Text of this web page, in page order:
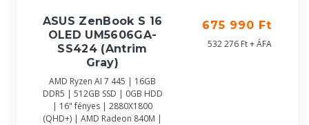
ASUS ZenBook S 16
OLED UM5606GA-
SS424 (Antrim
Gray)
AMD Ryzen AI 7 445 | 16GB
DDR5 | 512GB SSD | 0GB HDD
| 16" fényes | 2880X1800
(QHD+) | AMD Radeon 840M |
675 990 Ft
532 276 Ft + ÁFA